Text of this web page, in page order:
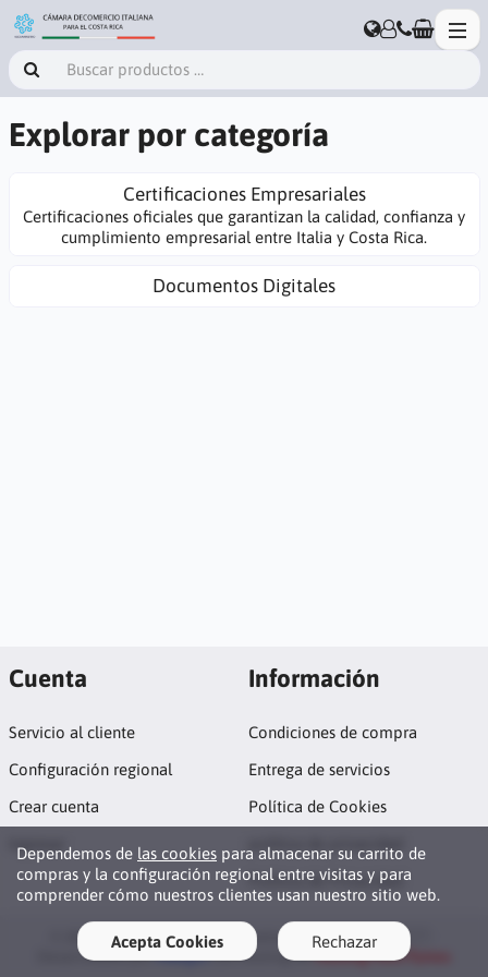
Explorar por categoría
Certificaciones Empresariales
Certificaciones oficiales que garantizan la calidad, confianza y
cumplimiento empresarial entre Italia y Costa Rica.
Documentos Digitales
Dependemos de las cookies para almacenar su carrito de
compras y la configuración regional entre visitas y para
comprender cómo nuestros clientes usan nuestro sitio web.
Acepta Cookies Rechazar
Cuenta
Servicio al cliente
Configuración regional
Crear cuenta
Ingresar
Información
Condiciones de compra
Entrega de servicios
Política de Cookies
política de privacidad
Política de Privacidad
© 2026 Cámara de Comercio Italiana de Costa Rica 🇮🇹 ·
Desarrollado por
con hosting de Hosting Para Pymes